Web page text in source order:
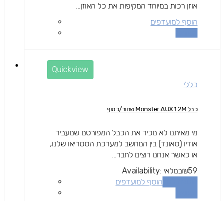
אוזן רכות במיוחד המקיפות את כל האוזן...
הוסף למועדפים
Quickview
כללי
כבל Monster AUX 1.2M שחור/כסוף
מי מאיתנו לא מכיר את הכבל המפורסם שמעביר
אודיו (סאונד) בין המחשב למערכת הסטריאו שלנו,
או כאשר אנחנו רוצים לחבר...
₪59
Availability: במלאי
הוסף למועדפים